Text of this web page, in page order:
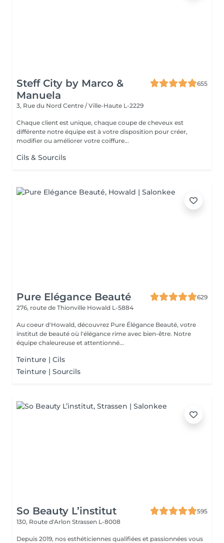
Steff City by Marco &
Manuela
655
3, Rue du Nord Centre / Ville-Haute L-2229
Chaque client est unique, chaque coupe de cheveux est
différente notre équipe est à votre disposition pour créer,
modifier ou améliorer votre coiffure...
Cils & Sourcils
Pure Elégance Beauté
629
276, route de Thionville Howald L-5884
Au coeur d'Howald, découvrez Pure Élégance Beauté, votre
institut de beauté où l'élégance rime avec bien-être. Notre
équipe chaleureuse et attentionné...
Teinture | Cils
Teinture | Sourcils
So Beauty L’institut
595
130, Route d'Arlon Strassen L-8008
Depuis 2019, nos esthéticiennes qualifiées et passionnées vous